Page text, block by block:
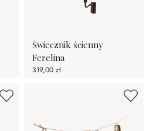
Świecznik ścienny
Ferelina
319,00 zł